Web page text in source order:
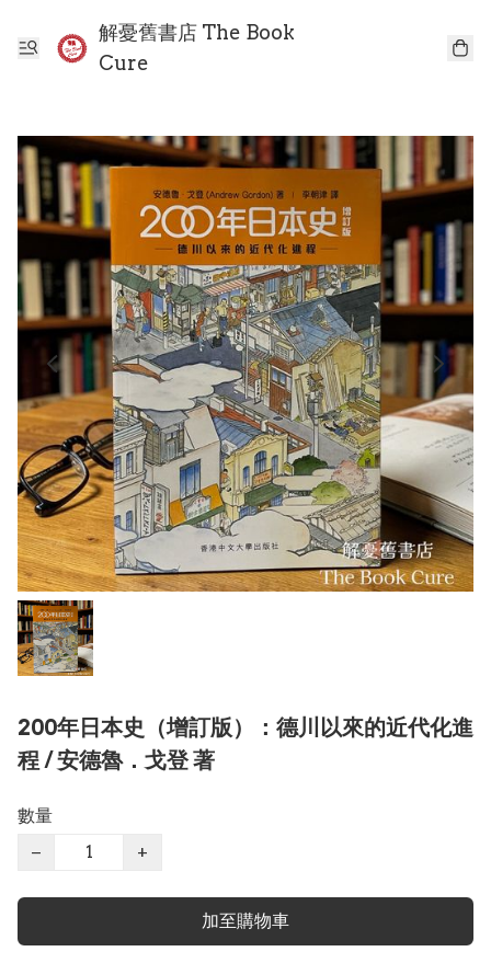
解憂舊書店 The Book
Cure
200年日本史（增訂版）：德川以來的近代化進
程 / 安德魯．戈登 著
數量
−
+
加至購物車